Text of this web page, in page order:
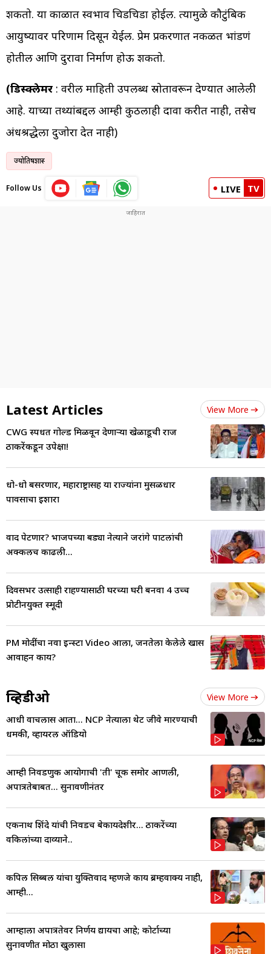
शकतो. या काळात स्वभाव चिडचिडा होईल. त्यामुळे कौटुंबिक
आयुष्यावर परिणाम दिसून येईल. प्रेम प्रकरणात नकळत भांडणं
होतील आणि दुरावा निर्माण होऊ शकतो.
(डिस्क्लेमर : वरील माहिती उपलब्ध स्रोतावरून देण्यात आलेली
आहे. याच्या तथ्यांबद्दल आम्ही कुठलाही दावा करीत नाही, तसेच
अंधश्रद्धेला दुजोरा देत नाही)
ज्योतिषशास्त्र
Follow Us LIVE TV
Latest Articles View More
CWG स्पर्धेत गोल्ड मिळवून देणाऱ्या खेळाडूची राज
ठाकरेंकडून उपेक्षा!
धो-धो बसरणार, महाराष्ट्रासह या राज्यांना मुसळधार
पावसाचा इशारा
वाद पेटणार? भाजपच्या बड्या नेत्याने जरांगे पाटलांची
अक्कलच काढली...
दिवसभर उत्साही राहण्यासाठी घरच्या घरी बनवा 4 उच्च
प्रोटीनयुक्त स्मूदी
PM मोदींचा नवा इन्स्टा Video आला, जनतेला केलेले खास
आवाहन काय?
व्हिडीओ View More
आधी वाचलास आता... NCP नेत्याला थेट जीवे मारण्याची
धमकी, व्हायरल ऑडियो
आम्ही निवडणुक आयोगाची 'ती' चूक समोर आणली,
अपात्रतेबाबत... सुनावणीनंतर
एकनाथ शिंदे यांची निवडच बेकायदेशीर... ठाकरेंच्या
वकिलांच्या दाव्याने..
कपिल सिब्बल यांचा युक्तिवाद म्हणजे काय ब्रम्हवाक्य नाही,
आम्ही...
आम्हाला अपात्रतेवर निर्णय द्यायचा आहे; कोर्टाच्या
सुनावणीत मोठा खुलासा